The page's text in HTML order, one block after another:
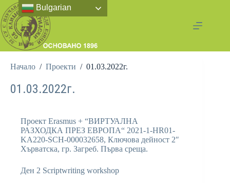
Начало / Проекти / 01.03.2022г.
01.03.2022г.
Проект Erasmus + “ВИРТУАЛНА
РАЗХОДКА ПРЕЗ ЕВРОПА“ 2021-1-HR01-
KA220-SCH-000032658, Ключова дейност 2″
Хърватска, гр. Загреб. Първа среща.
Ден 2 Scriptwriting workshop
Bulgarian